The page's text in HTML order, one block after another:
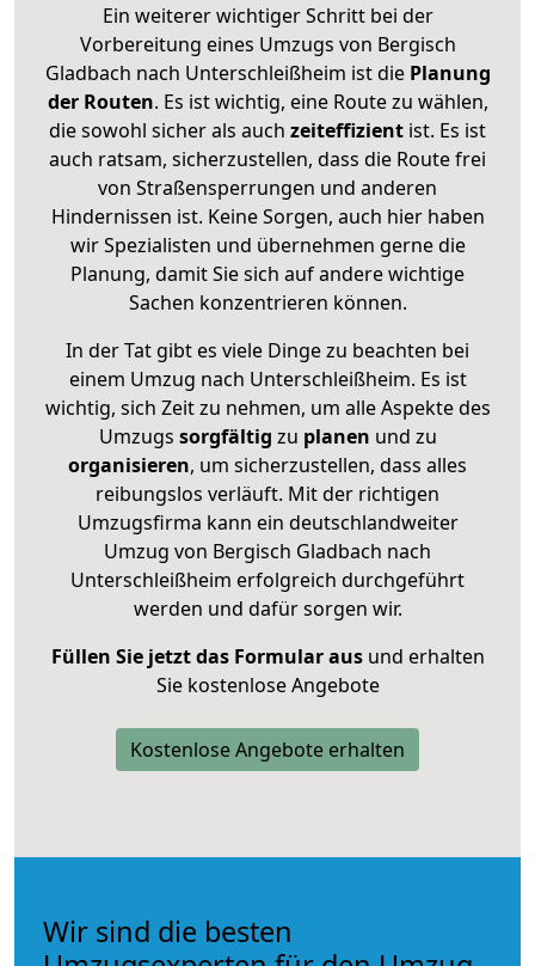
Ein weiterer wichtiger Schritt bei der
Vorbereitung eines Umzugs von Bergisch
Gladbach nach Unterschleißheim ist diePlanung
der Routen. Es ist wichtig, eine Route zu wählen,
die sowohl sicher als auch zeiteffizient ist. Es ist
auch ratsam, sicherzustellen, dass die Route frei
von Straßensperrungen und anderen
Hindernissen ist. Keine Sorgen, auch hier haben
wir Spezialisten und übernehmen gerne die
Planung, damit Sie sich auf andere wichtige
Sachen konzentrieren können.
In der Tat gibt es viele Dinge zu beachten bei
einem Umzug nach Unterschleißheim. Es ist
wichtig, sich Zeit zu nehmen, um alle Aspekte des
Umzugs sorgfältig zu planen und zu
organisieren, um sicherzustellen, dass alles
reibungslos verläuft. Mit der richtigen
Umzugsfirma kann ein deutschlandweiter
Umzug von Bergisch Gladbach nach
Unterschleißheim erfolgreich durchgeführt
werden und dafür sorgen wir.
Füllen Sie jetzt das Formular ausund erhalten
Sie kostenlose Angebote
Kostenlose Angebote erhalten
Wir sind die besten